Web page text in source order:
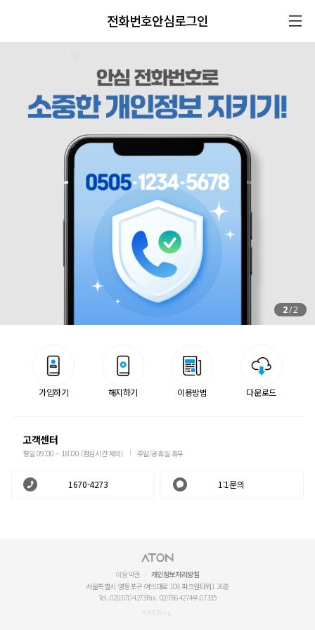
전화번호안심로그인
2/2
가입하기 해지하기 이용방법 다운로드
고객센터
평일 09:00 ~ 18:00 (점심시간 제외) 주말/공휴일 휴무
1670-4273 1:1문의
이용약관
개인정보처리방침
서울특별시 영등포구 여의대로 108 파크원타워1 26층
Tel. 02)1670-4273Fax. 02)786-4274우.07335
© ATON Inc.